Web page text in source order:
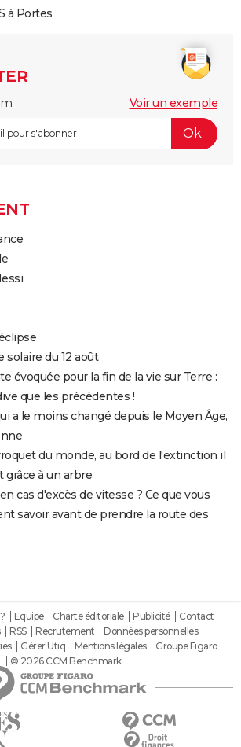
à Portes
Voir un exemple
solaire du 12 août
évoquée pour la fin de la vie sur Terre :
que les précédentes !
a le moins changé depuis le Moyen Âge,
du monde, au bord de l'extinction il
grâce à un arbre
cas d'excès de vitesse ? Ce que vous
savoir avant de prendre la route des
Equipe Charte éditoriale Publicité
Contact
RSS Recrutement
Données personnelles
Gérer Utiq Mentions légales
Groupe Figaro
© 2026 CCM Benchmark